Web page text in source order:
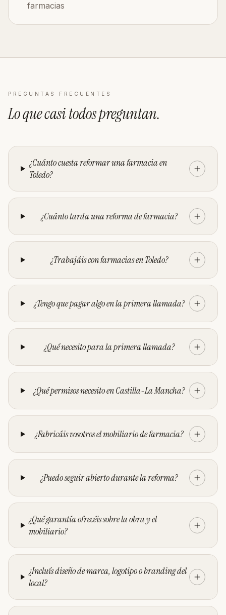
farmacias
PREGUNTAS FRECUENTES
Lo que casi todospreguntan.
¿Cuánto cuesta reformar una farmacia en
Toledo?
¿Cuánto tarda una reforma de farmacia?
¿Trabajáis con farmacias en Toledo?
¿Tengo que pagar algo en la primera llamada?
¿Qué necesito para la primera llamada?
¿Qué permisos necesito en Castilla-La Mancha?
¿Fabricáis vosotros el mobiliario de farmacia?
¿Puedo seguir abierto durante la reforma?
¿Qué garantía ofrecéis sobre la obra y el
mobiliario?
¿Incluís diseño de marca, logotipo o branding del
local?